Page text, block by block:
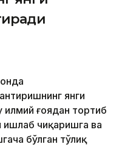
янги
ғоядан тортиб
чиқаришга ва
бўлган тўлиқ